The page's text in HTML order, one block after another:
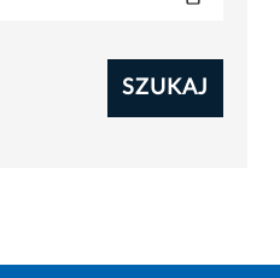
SZUKAJ